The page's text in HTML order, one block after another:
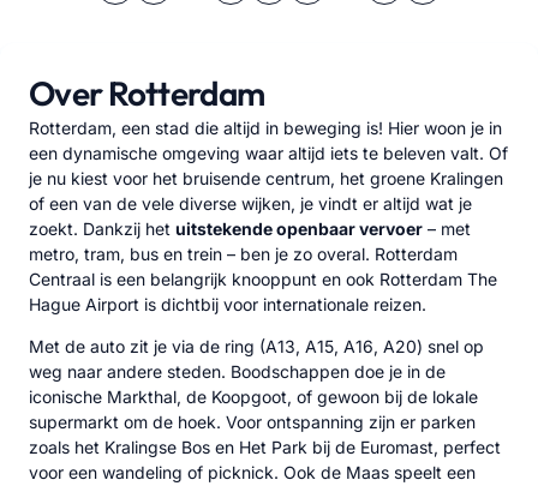
Over Rotterdam
Rotterdam, een stad die altijd in beweging is! Hier woon je in
een dynamische omgeving waar altijd iets te beleven valt. Of
je nu kiest voor het bruisende centrum, het groene Kralingen
of een van de vele diverse wijken, je vindt er altijd wat je
zoekt. Dankzij het uitstekende openbaar vervoer – met
metro, tram, bus en trein – ben je zo overal. Rotterdam
Centraal is een belangrijk knooppunt en ook Rotterdam The
Hague Airport is dichtbij voor internationale reizen.
Met de auto zit je via de ring (A13, A15, A16, A20) snel op
weg naar andere steden. Boodschappen doe je in de
iconische Markthal, de Koopgoot, of gewoon bij de lokale
supermarkt om de hoek. Voor ontspanning zijn er parken
zoals het Kralingse Bos en Het Park bij de Euromast, perfect
voor een wandeling of picknick. Ook de Maas speelt een